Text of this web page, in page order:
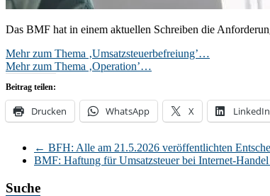
Das BMF hat in einem aktuellen Schreiben die
Mehr zum Thema ‚Umsatzsteuerbefreiung’…
Mehr zum Thema ‚Operation’…
Beitrag teilen:
Drucken WhatsApp X LinkedIn
← BFH: Alle am 21.5.2026 veröffentlichten
BMF: Haftung für Umsatzsteuer bei Internet-Handel
Suche